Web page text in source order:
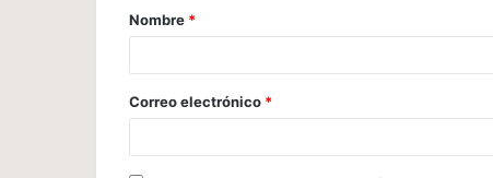
Nombre *
Correo electrónico *